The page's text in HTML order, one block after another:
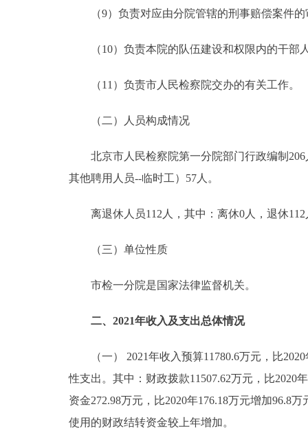
（9）负责对应由分院管辖的刑事赔偿案件的
（10）负责本院的队伍建设和权限内的干部
（11）负责市人民检察院交办的有关工作。
（二）人员构成情况
北京市人民检察院第一分院部门行政编制206
其他聘用人员--临时工）57人。
离退休人员112人，其中：离休0人，退休112
（三）单位性质
市检一分院是国家法律监督机关。
二、2021年收入及支出总体情况
（一） 2021年收入预算11780.6万元，比2020
性支出。其中：财政拨款11507.62万元，比2020
资金272.98万元，比2020年176.18万元增加96.8
使用的财政结转资金较上年增加。